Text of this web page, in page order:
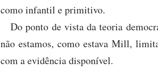
como infantil e primitivo.
Do ponto de vista da teoria
não estamos, como estava Mill,
com a evidência disponível.